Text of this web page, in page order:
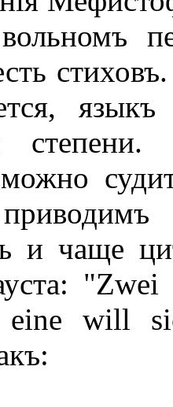
и чаще
"Zwei
will